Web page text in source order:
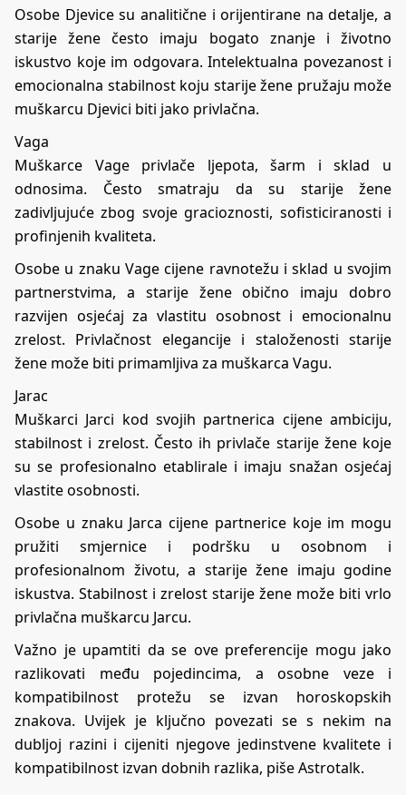
Osobe Djevice su analitične i orijentirane na detalje, a
starije žene često imaju bogato znanje i životno
iskustvo koje im odgovara. Intelektualna povezanost i
emocionalna stabilnost koju starije žene pružaju može
muškarcu Djevici biti jako privlačna.
Vaga
Muškarce Vage privlače ljepota, šarm i sklad u
odnosima. Često smatraju da su starije žene
zadivljujuće zbog svoje gracioznosti, sofisticiranosti i
profinjenih kvaliteta.
Osobe u znaku Vage cijene ravnotežu i sklad u svojim
partnerstvima, a starije žene obično imaju dobro
razvijen osjećaj za vlastitu osobnost i emocionalnu
zrelost. Privlačnost elegancije i staloženosti starije
žene može biti primamljiva za muškarca Vagu.
Jarac
Muškarci Jarci kod svojih partnerica cijene ambiciju,
stabilnost i zrelost. Često ih privlače starije žene koje
su se profesionalno etablirale i imaju snažan osjećaj
vlastite osobnosti.
Osobe u znaku Jarca cijene partnerice koje im mogu
pružiti smjernice i podršku u osobnom i
profesionalnom životu, a starije žene imaju godine
iskustva. Stabilnost i zrelost starije žene može biti vrlo
privlačna muškarcu Jarcu.
Važno je upamtiti da se ove preferencije mogu jako
razlikovati među pojedincima, a osobne veze i
kompatibilnost protežu se izvan horoskopskih
znakova. Uvijek je ključno povezati se s nekim na
dubljoj razini i cijeniti njegove jedinstvene kvalitete i
kompatibilnost izvan dobnih razlika, pišeAstrotalk.